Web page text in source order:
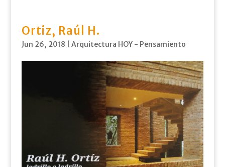
Ortiz, Raúl H.
Jun 26, 2018 Arquitectura HOY - Pensamiento